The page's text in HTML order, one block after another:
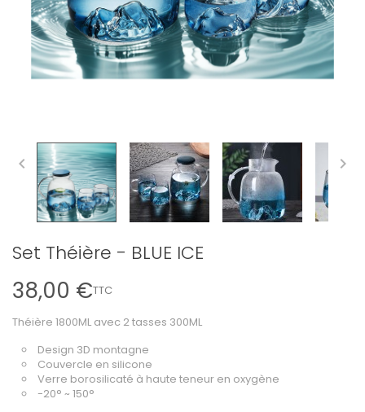
 
Set Théière - BLUE ICE
38,00 €TTC
Théière 1800ML avec 2 tasses 300ML
Design 3D montagne
Couvercle en silicone
Verre borosilicaté à haute teneur en oxygène
-20° ~ 150°